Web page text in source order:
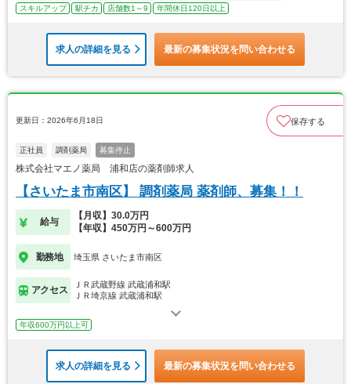
スキルアップ
駅チカ 店舗数1～9 年間休日120日以上
求人の詳細を見る 最新の募集状況を問い合わせる
更新日：2026年6月18日 保存する
正社員 調剤薬局 募集停止
株式会社マエノ薬局 浦和店の薬剤師求人
【さいたま市南区】 調剤薬局 薬剤師、募集！！
給与
【月収】30.0万円
【年収】450万円～600万円
勤務地 埼玉県 さいたま市南区
アクセス
ＪＲ武蔵野線 武蔵浦和駅
ＪＲ埼京線 武蔵浦和駅
年収600万円以上可
求人の詳細を見る 最新の募集状況を問い合わせる